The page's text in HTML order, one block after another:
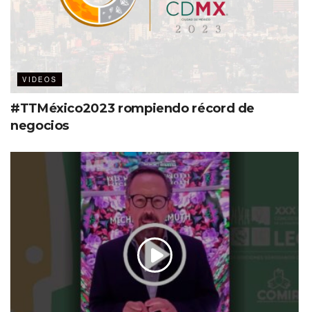
VIDEOS
#TTMéxico2023 rompiendo récord de
negocios